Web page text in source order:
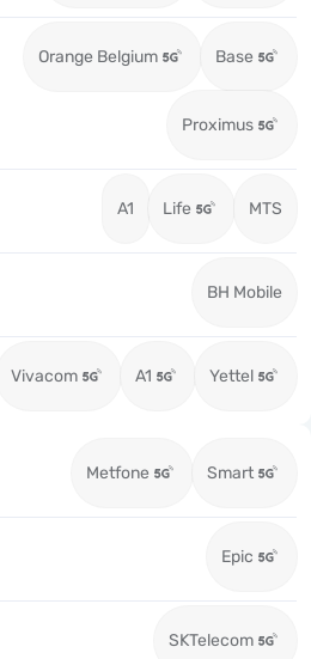
Orange Belgium Base
Proximus
A1 Life MTS
BH Mobile
Vivacom A1 Yettel
Metfone Smart
Epic
SKTelecom